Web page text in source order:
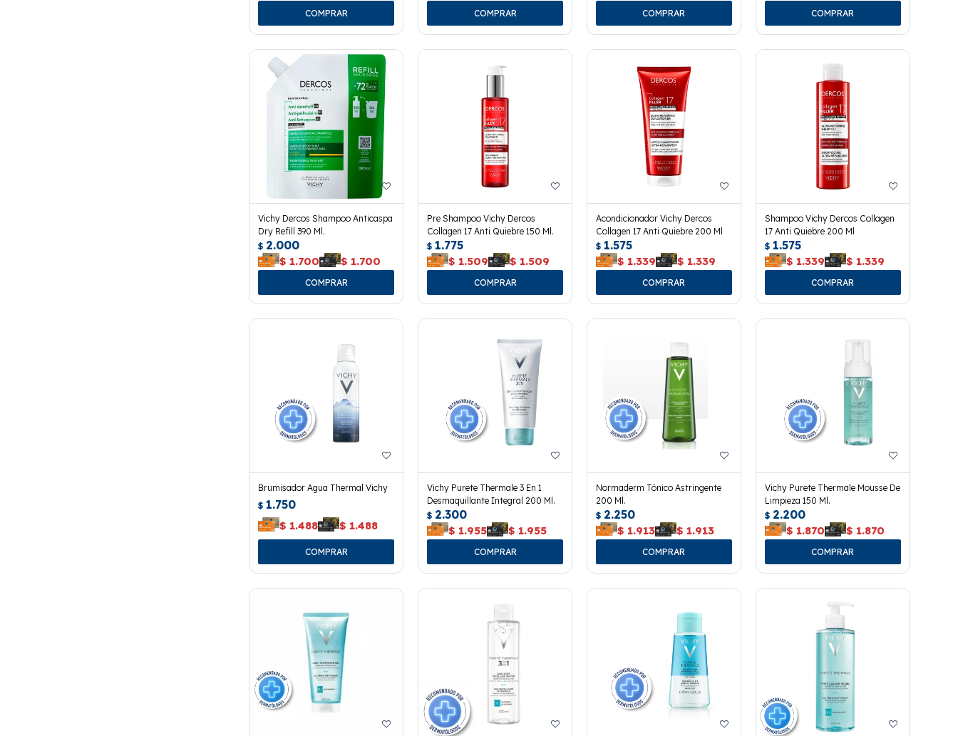
Vichy Dercos Shampoo Anticaspa
Dry Refill 390 Ml.
$ 2.000
$ 1.700 $ 1.700
Pre Shampoo Vichy Dercos
Collagen 17 Anti Quiebre 150 Ml.
$ 1.775
$ 1.509 $ 1.509
Acondicionador Vichy Dercos
Collagen 17 Anti Quiebre 200 Ml
$ 1.575
$ 1.339 $ 1.339
Shampoo Vichy Dercos Collagen
17 Anti Quiebre 200 Ml
$ 1.575
$ 1.339 $ 1.339
Brumisador Agua Thermal Vichy
$ 1.750
$ 1.488 $ 1.488
Vichy Purete Thermale 3 En 1
Desmaquillante Integral 200 Ml.
$ 2.300
$ 1.955 $ 1.955
Normaderm Tónico Astringente
200 Ml.
$ 2.250
$ 1.913 $ 1.913
Vichy Purete Thermale Mousse De
Limpieza 150 Ml.
$ 2.200
$ 1.870 $ 1.870